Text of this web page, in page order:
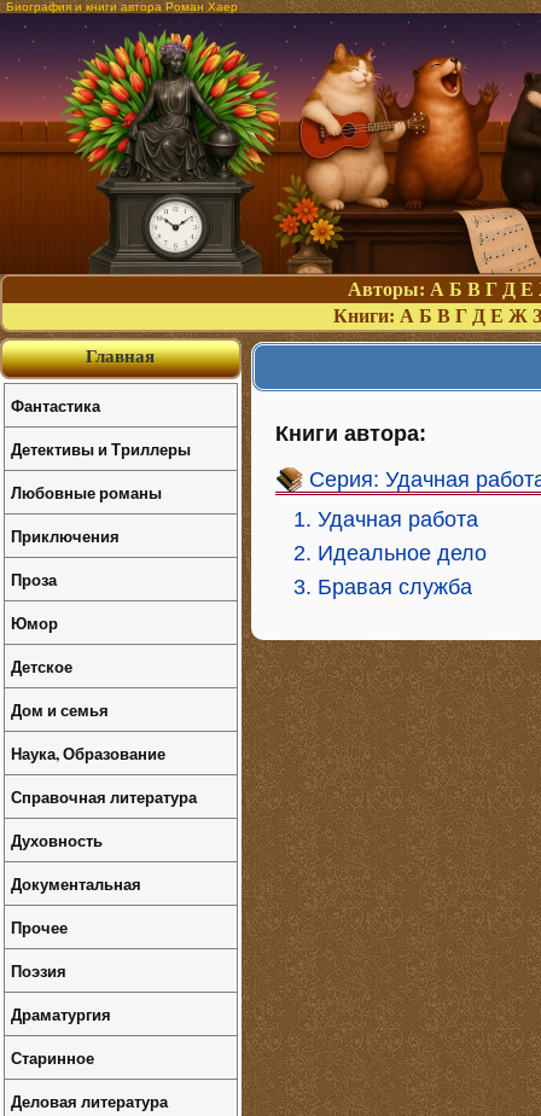
Биография и книги автора Роман Хаер
Авторы: А Б В Г Д Е
Книги: А Б В Г Д Е Ж З
Книги автора:
Серия: Удачная
1. Удачная работа
2. Идеальное дело
3. Бравая служба
Главная
Фантастика
Детективы и Триллеры
Любовные романы
Приключения
Проза
Юмор
Детское
Дом и семья
Наука, Образование
Справочная литература
Духовность
Документальная
Прочее
Поэзия
Драматургия
Старинное
Деловая литература